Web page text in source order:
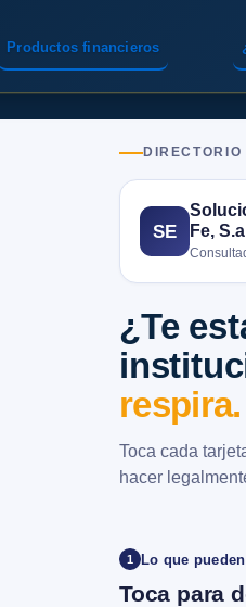
Productos financieros
SE
Fe,
¿Te
respira.
Toca cada
hacer
1 Lo que
Toca para